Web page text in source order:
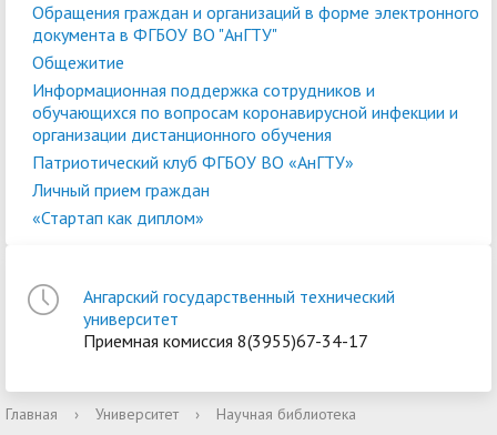
Обращения граждан и организаций в форме электронного
документа в ФГБОУ ВО "АнГТУ"
Общежитие
Информационная поддержка сотрудников и
обучающихся по вопросам коронавирусной инфекции и
организации дистанционного обучения
Патриотический клуб ФГБОУ ВО «АнГТУ»
Личный прием граждан
«Стартап как диплом»
Ангарский государственный технический
университет
Приемная комиссия 8(3955)67-34-17
Главная › Университет › Научная библиотека